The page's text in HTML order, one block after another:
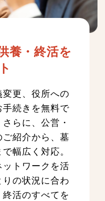
養・終活を
更、役所への
続きを無料で
らに、公営・
紹介から、墓
幅広く対応。
トワークを活
の状況に合わ
活のすべてを